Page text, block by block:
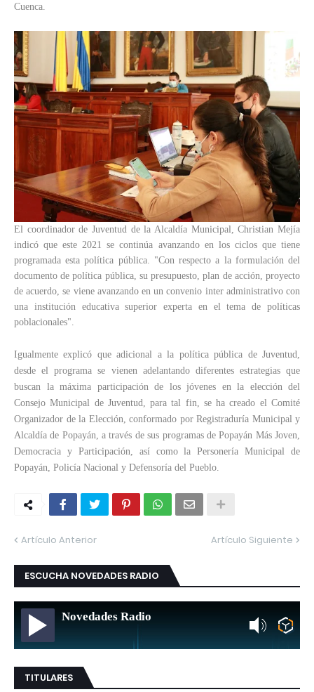
Cuenca.
El coordinador de Juventud de la Alcaldía Municipal, Christian Mejía
indicó que este 2021 se continúa avanzando en los ciclos que tiene
programada esta política pública. "Con respecto a la formulación del
documento de política pública, su presupuesto, plan de acción, proyecto
de acuerdo, se viene avanzando en un convenio inter administrativo con
una institución educativa superior experta en el tema de políticas
poblacionales".
Igualmente explicó que adicional a la política pública de Juventud,
desde el programa se vienen adelantando diferentes estrategias que
buscan la máxima participación de los jóvenes en la elección del
Consejo Municipal de Juventud, para tal fin, se ha creado el Comité
Organizador de la Elección, conformado por Registraduría Municipal y
Alcaldía de Popayán, a través de sus programas de Popayán Más Joven,
Democracia y Participación, así como la Personería Municipal de
Popayán, Policía Nacional y Defensoría del Pueblo.
Artículo Anterior Artículo Siguiente
ESCUCHA NOVEDADES RADIO
Novedades Radio
TITULARES